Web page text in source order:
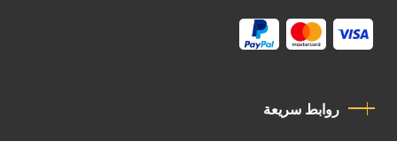
روابط سريعة